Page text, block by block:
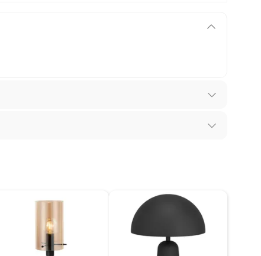
diferentes, otras con restricciones y algunas
tienen:
productos para asfalto, hormigón, albañilería.